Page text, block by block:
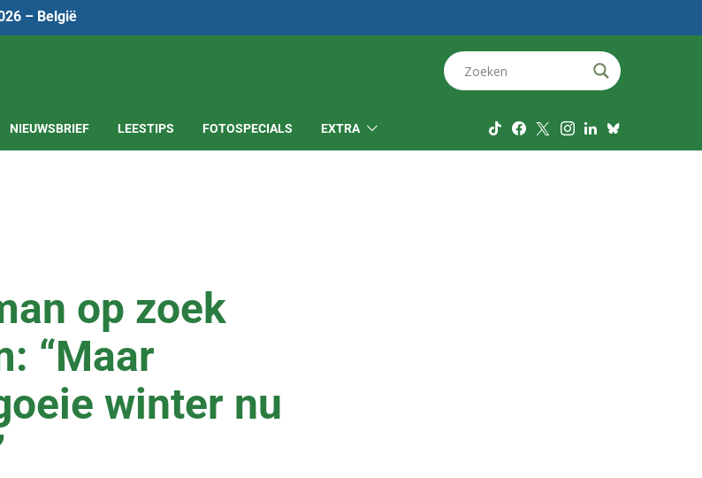
– België
NIEUWSBRIEF LEESTIPS FOTOSPECIALS EXTRA
op zoek
“Maar
winter nu